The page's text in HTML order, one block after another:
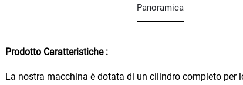
Panoramica
Prodotto Caratteristiche :
La nostra macchina è dotata di un cilindro completo